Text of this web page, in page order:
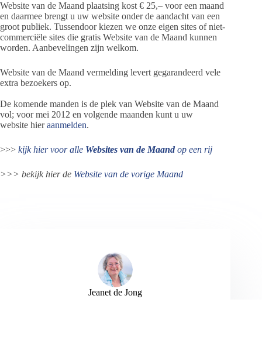
Website van de Maand plaatsing kost € 25,– voor een maand
en daarmee brengt u uw website onder de aandacht van een
groot publiek. Tussendoor kiezen we onze eigen sites of niet-
commerciële sites die gratis Website van de Maand kunnen
worden. Aanbevelingen zijn welkom.
Website van de Maand vermelding levert gegarandeerd vele
extra bezoekers op.
De komende manden is de plek van Website van de Maand
vol; voor mei 2012 en volgende maanden kunt u uw
website hieraanmelden.
>>> kijk hier voor alle Websites van de Maandop een rij
>>> bekijk hier de Website van de vorige Maand
Jeanet de Jong